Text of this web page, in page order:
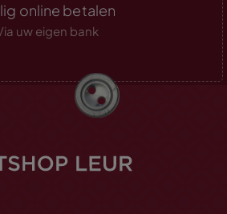
online betalen
uw eigen bank